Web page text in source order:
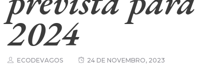
2024
ECODEVAGOS 24 DE NOVEMBRO, 2023